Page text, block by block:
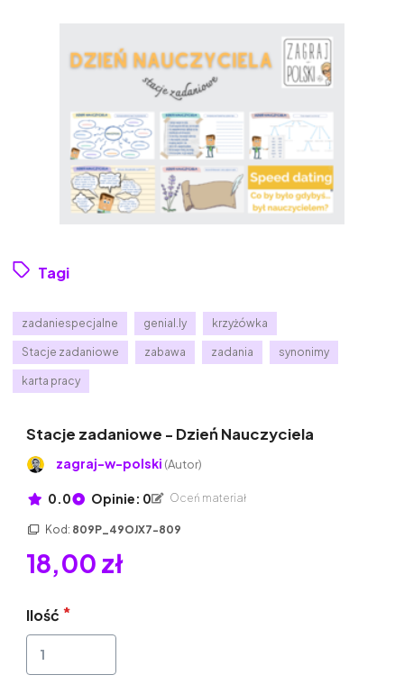
Tagi
zadaniespecjalne genial.ly krzyżówka
Stacje zadaniowe zabawa zadania synonimy
karta pracy
Stacje zadaniowe - Dzień Nauczyciela
zagraj-w-polski (Autor)
0.0 Opinie: 0 Oceń materiał
Kod: 809P_49OJX7-809
18,00 zł
Ilość